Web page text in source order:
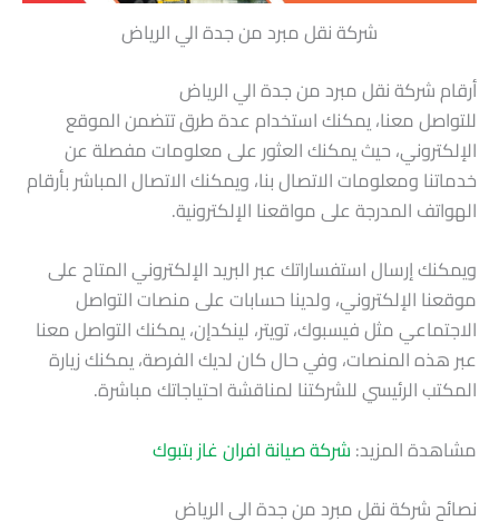
شركة نقل مبرد من جدة الي الرياض
أرقام شركة نقل مبرد من جدة الي الرياض
للتواصل معنا، يمكنك استخدام عدة طرق تتضمن الموقع
الإلكتروني، حيث يمكنك العثور على معلومات مفصلة عن
خدماتنا ومعلومات الاتصال بنا، ويمكنك الاتصال المباشر بأرقام
الهواتف المدرجة على مواقعنا الإلكترونية.
ويمكنك إرسال استفساراتك عبر البريد الإلكتروني المتاح على
موقعنا الإلكتروني، ولدينا حسابات على منصات التواصل
الاجتماعي مثل فيسبوك، تويتر، لينكدإن، يمكنك التواصل معنا
عبر هذه المنصات، وفي حال كان لديك الفرصة، يمكنك زيارة
المكتب الرئيسي للشركتنا لمناقشة احتياجاتك مباشرة.
مشاهدة المزيد: شركة صيانة افران غاز بتبوك
نصائح شركة نقل مبرد من جدة الي الرياض